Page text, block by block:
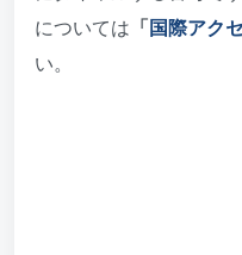
については 「 国際アク
い。